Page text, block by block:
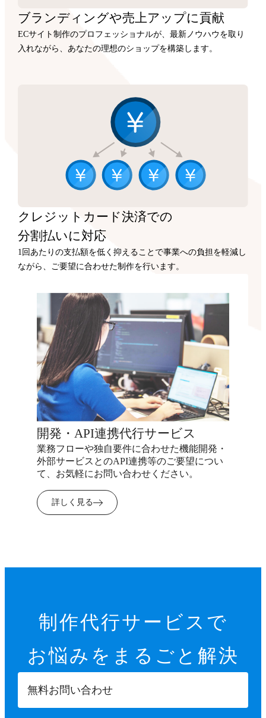
ブランディングや売上アップに貢献
ECサイト制作のプロフェッショナルが、最新ノウハウを取り
入れながら、あなたの理想のショップを構築します。
クレジットカード決済での
分割払いに対応
1回あたりの支払額を低く抑えることで事業への負担を軽減し
ながら、ご要望に合わせた制作を行います。
開発・API連携代行サービス
業務フローや独自要件に合わせた機能開発・
外部サービスとのAPI連携等のご要望につい
て、お気軽にお問い合わせください。
詳しく見る
制作代行サービスで
お悩みを まるごと解決
無料お問い合わせ